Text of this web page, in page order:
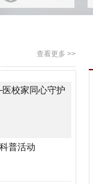
校家同心守护
普活动
查看更多 >>